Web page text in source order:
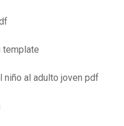
template
niño al adulto joven pdf